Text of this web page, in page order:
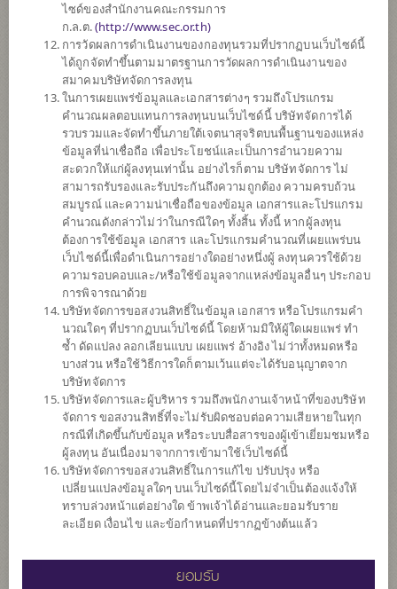
ข้อมูลสรุป
ผลการ
ข้อมูลการสั่งซื้อขาย
ดาวน์โหลดเอกสาร
ประวัติการจ่ายเงินปันผล
นโยบาย
กองทุนจะกระจายการลงทุนในหุ้นที่เป็นหลักทรัพย์จดทะเบียนที่มีความ
โดดเด่นด้านสิ่งแวดล้อม (Environment) หรือด้านความยั่งยืน
(Environment, Social and Governance: ESG) และ/หรือมีเป้าหมายใน
การลดปริมาณการปล่อยก๊าซเรือนกระจกของประเทศไทย และตราสาร
หนี้ที่เป็นตราสารเพื่ออนุรักษ์สิ่งแวดล้อม ตราสารเพื่อความยั่งยืน หรือ
ตราสารส่งเสริมความยั่งยืนที่มีการเปิดเผยข้อมูลตามที่สำนักงานคณะ
กรรมการ ก.ล.ต. กำหนด โดยเฉลี่ยในรอบปีบัญชีไม่น้อยกว่าร้อยละ 80
ของมูลค่าทรัพย์สินสุทธิของกองทุนรวม
กองทุนอาจลงทุนในหน่วยลงทุนของกองทุนรวมซึ่งอยู่ภายใต้การ
จัดการของบริษัทจัดการ โดยเฉลี่ยในรอบปีบัญชีไม่เกินร้อยละ 20 ของ
มูลค่าทรัพย์สินสุทธิของกองทุน
กองทุนอาจลงทุนในสัญญาซื้อขายล่วงหน้า (Derivatives) เพื่อเพิ่ม
ประสิทธิภาพการบริหารการลงทุน (Efficient portfolio management)
และ/หรือการบริหารความเสี่ยง
ระบุไว้ในคู่มือการลงทุนด้วย*
ไซด์ของสำนักงานคณะกรรมการ
ก.ล.ต.(http://www.sec.or.th)
การวัดผลการดำเนินงานของกองทุนรวมที่ปรากฏบนเว็บไซด์นี้
ได้ถูกจัดทำขึ้นตามมาตรฐานการวัดผลการดำเนินงานของ
สมาคมบริษัทจัดการลงทุน
ในการเผยแพร่ข้อมูลและเอกสารต่างๆ รวมถึงโปรแกรม
คำนวณผลตอบแทนการลงทุนบนเว็บไซด์นี้ บริษัทจัดการได้
รวบรวมและจัดทำขึ้นภายใต้เจตนาสุจริตบนพื้นฐานของแหล่ง
ข้อมูลที่น่าเชื่อถือ เพื่อประโยชน์และเป็นการอำนวยความ
สะดวกให้แก่ผู้ลงทุนเท่านั้น อย่างไรก็ตาม บริษัทจัดการ ไม่
สามารถรับรองและรับประกันถึงความถูกต้อง ความครบถ้วน
สมบูรณ์ และความน่าเชื่อถือของข้อมูล เอกสารและโปรแกรม
คำนวณดังกล่าวไม่ว่าในกรณีใดๆ ทั้งสิ้น ทั้งนี้ หากผู้ลงทุน
ต้องการใช้ข้อมูล เอกสาร และโปรแกรมคำนวณที่เผยแพร่บน
เว็บไซด์นี้เพื่อดำเนินการอย่างใดอย่างหนึ่งผู้ ลงทุนควรใช้ด้วย
ความรอบคอบและ/หรือใช้ข้อมูลจากแหล่งข้อมูลอื่นๆ ประกอบ
การพิจารณาด้วย
บริษัทจัดการขอสงวนสิทธิ์ในข้อมูล เอกสาร หรือโปรแกรมคำ
นวณใดๆ ที่ปรากฏบนเว็บไซด์นี้ โดยห้ามมิให้ผู้ใดเผยแพร่ ทำ
ซ้ำ ดัดแปลง ลอกเลียนแบบ เผยแพร่ อ้างอิง ไม่ว่าทั้งหมดหรือ
บางส่วน หรือใช้วิธีการใดก็ตามเว้นแต่จะได้รับอนุญาตจาก
บริษัทจัดการ
บริษัทจัดการและผู้บริหาร รวมถึงพนักงานเจ้าหน้าที่ของบริษัท
จัดการ ขอสงวนสิทธิ์ที่จะไม่รับผิดชอบต่อความเสียหายในทุก
กรณีที่เกิดขึ้นกับข้อมูล หรือระบบสื่อสารของผู้เข้าเยี่ยมชมหรือ
ผู้ลงทุน อันเนื่องมาจากการเข้ามาใช้เว็บไซด์นี้
บริษัทจัดการขอสงวนสิทธิ์ในการแก้ไข ปรับปรุง หรือ
เปลี่ยนแปลงข้อมูลใดๆ บนเว็บไซด์นี้โดยไม่จำเป็นต้องแจ้งให้
ทราบล่วงหน้าแต่อย่างใด ข้าพเจ้าได้อ่านและยอมรับราย
ละเอียด เงื่อนไข และข้อกำหนดที่ปรากฏข้างต้นแล้ว
ยอมรับ